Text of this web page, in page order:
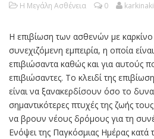
Η Μεγάλη Ασθένεια 0 karkinaki
Η επιβίωση των ασθενών με καρκίνο
συνεχιζόμενη εμπειρία, η οποία
επιβιώσαντα καθώς και για αυτούς
επιβιώσαντες. Το κλειδί της
είναι να ξανακερδίσουν όσο το
σημαντικότερες πτυχές της ζωής
να βρουν νέους δρόμους για τη
Ενόψει της Παγκόσμιας Ημέρας κατά